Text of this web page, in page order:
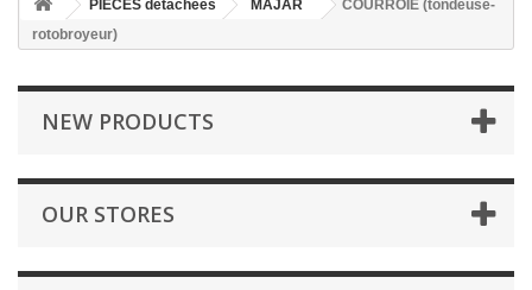
PIÈCES détachées MAJAR
COURROIE (tondeuse-
rotobroyeur)
NEW PRODUCTS
OUR STORES